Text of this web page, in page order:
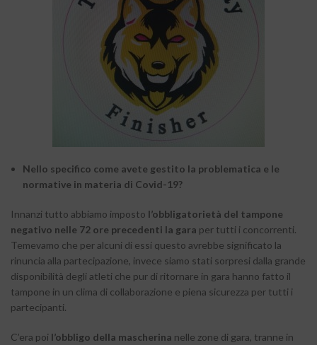
Nello specifico come avete gestito la problematica e le
normative in materia di Covid-19?
Innanzi tutto abbiamo imposto l’obbligatorietà del tampone
negativo nelle 72 ore precedenti la gara per tutti i concorrenti.
Temevamo che per alcuni di essi questo avrebbe significato la
rinuncia alla partecipazione, invece siamo stati sorpresi dalla grande
disponibilità degli atleti che pur di ritornare in gara hanno fatto il
tampone in un clima di collaborazione e piena sicurezza per tutti i
partecipanti.
C’era poi l’obbligo della mascherina nelle zone di gara, tranne in